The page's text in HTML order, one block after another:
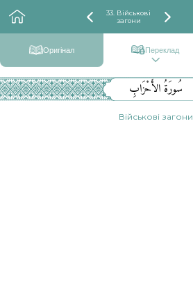
33. Військові
загони
Оригінал Переклад
سُورَةُ الأَحْزَابِ
Військові загони